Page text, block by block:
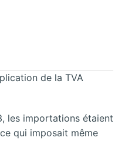
de la TVA
les importations étaient
qui imposait même